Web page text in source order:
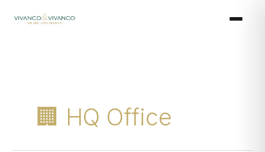
🏢 HQ Office
por: